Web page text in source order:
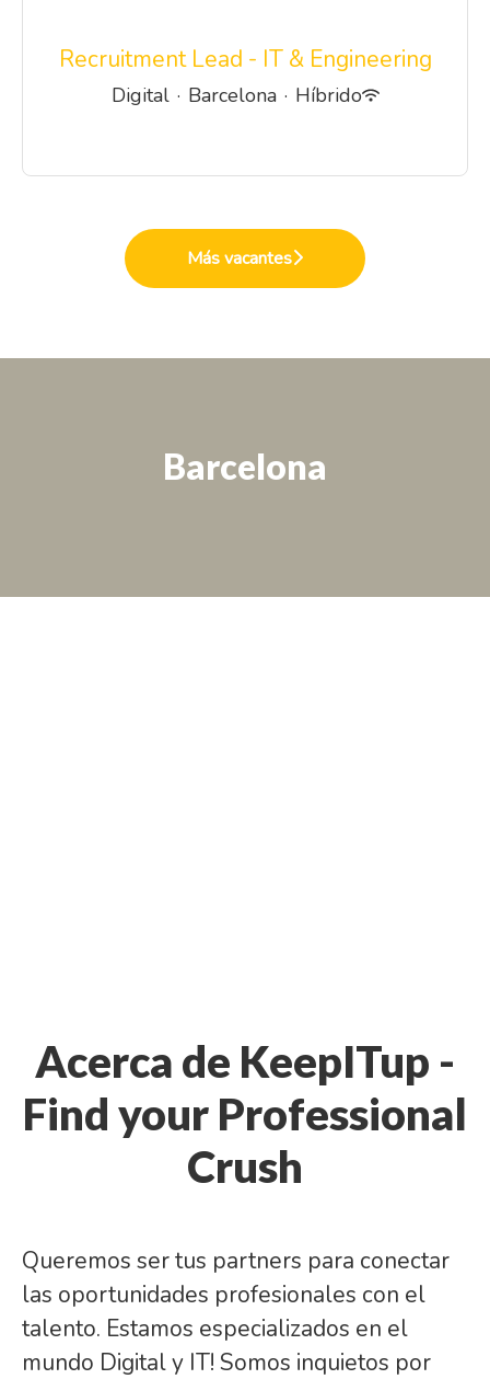
Recruitment Lead - IT & Engineering
Digital · Barcelona · Híbrido
Más vacantes
Barcelona
Acerca de KeepITup -
Find your Professional
Crush
Queremos ser tus partners para conectar
las oportunidades profesionales con el
talento. Estamos especializados en el
mundo Digital y IT! Somos inquietos por